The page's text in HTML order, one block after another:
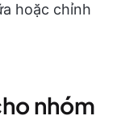
hoặc chỉnh
nhóm